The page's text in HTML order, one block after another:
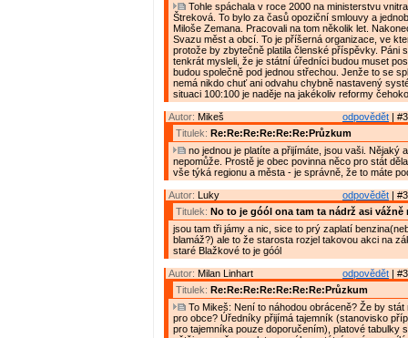
Tohle spáchala v roce 2000 na ministerstvu
Štreková. To bylo za časů opoziční smlouvy a
Miloše Zemana. Pracovali na tom několik let.
Svazu měst a obcí. To je příšerná organizace, ve
protože by zbytečně platila členské příspěvky. Páni
tenkrát mysleli, že je státní úředníci budou muset
budou společně pod jednou střechou. Jenže to se
nemá nikdo chuť ani odvahu chybně nastavený
situaci 100:100 je naděje na jakékoliv reformy
odpovědět |
Autor: Mikeš
Titulek: Re:Re:Re:Re:Re:Re:Průzkum
no jednou je platíte a přijímáte, jsou vaši. Nějaký
nepomůže. Prostě je obec povinna něco pro stát
vše týká regionu a města - je správně, že to máte
odpovědět |
Autor: Luky
Titulek: No to je góól ona tam ta nádrž asi vážně
jsou tam tři jámy a nic, sice to prý zaplatí
blamáž?) ale to že starosta rozjel takovou akci na
staré Blažkové to je góól
odpovědět |
Autor: Milan Linhart
Titulek: Re:Re:Re:Re:Re:Re:Re:Průzkum
To Mikeš: Není to náhodou obráceně? Že by stát
pro obce? Úředníky přijímá tajemník (stanovisko
pro tajemníka pouze doporučením), platové tabulky